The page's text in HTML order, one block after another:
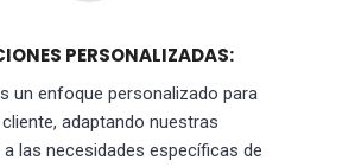
PERSONALIZADAS:
un enfoque personalizado para
adaptando nuestras
las necesidades específicas de